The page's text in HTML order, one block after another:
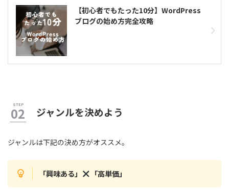
【初心者でもたった10分】WordPress
ブログの始め方完全攻略
ジャンルを決めよう
ジャンルは下記の決め方がオススメ。
「興味ある」 「高単価」